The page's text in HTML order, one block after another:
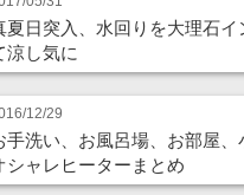
夏日突入、水回りを大理石イ
涼し気に
12/29
手洗い、お風呂場、お部屋、
シャレヒーターまとめ